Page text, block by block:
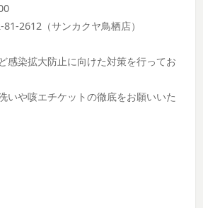
2612（サンカクヤ鳥栖店）
感染拡大防止に向けた対策を行ってお
いや咳エチケットの徹底をお願いいた